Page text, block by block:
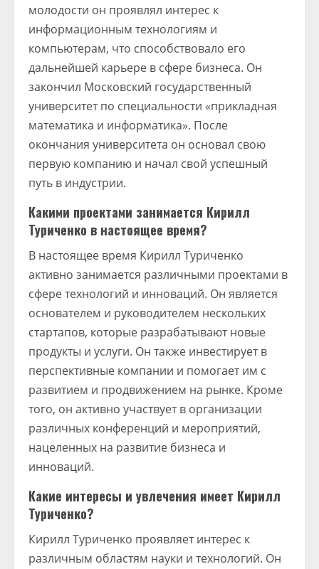
молодости он проявлял интерес к
информационным технологиям и
компьютерам, что способствовало его
дальнейшей карьере в сфере бизнеса. Он
закончил Московский государственный
университет по специальности «прикладная
математика и информатика». После
окончания университета он основал свою
первую компанию и начал свой успешный
путь в индустрии.
Какими проектами занимается Кирилл
Туриченко в настоящее время?
В настоящее время Кирилл Туриченко
активно занимается различными проектами в
сфере технологий и инноваций. Он является
основателем и руководителем нескольких
стартапов, которые разрабатывают новые
продукты и услуги. Он также инвестирует в
перспективные компании и помогает им с
развитием и продвижением на рынке. Кроме
того, он активно участвует в организации
различных конференций и мероприятий,
нацеленных на развитие бизнеса и
инноваций.
Какие интересы и увлечения имеет Кирилл
Туриченко?
Кирилл Туриченко проявляет интерес к
различным областям науки и технологий. Он